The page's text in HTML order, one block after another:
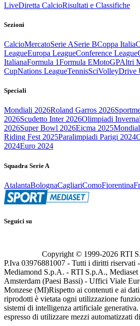
LiveDiretta CalcioRisultati e Classifiche
Sezioni
CalcioMercatoSerie ASerie BCoppa Italia
LeagueEuropa LeagueConference League
ItalianaFormula 1Formula EMotoGPAltri
CupNations LeagueTennisSciVolleyDrive
Speciali
Mondiali 2026Roland Garros 2026
2026Scudetto Inter 2026Olimpiadi
2026Super Bowl 2026Eicma 2025
Riding Fest 2025Paralimpiadi Parigi 2024
2024Euro 2024
Squadra Serie A
AtalantaBolognaCagliariComoFiorentina
Seguici su
Copyright © 1999-2026 RTI
P.Iva 03976881007 - Tutti i diritti riservati
Mediamond S.p.A. - RTI S.p.A., Mediaset
Amsterdam (Paesi Bassi) - Uffici Viale
Monzese (MI)Rispetto ai contenuti e ai
riprodotti è vietata ogni utilizzazione
sistemi di intelligenza artificiale
espresso di utilizzare mezzi automatizzati